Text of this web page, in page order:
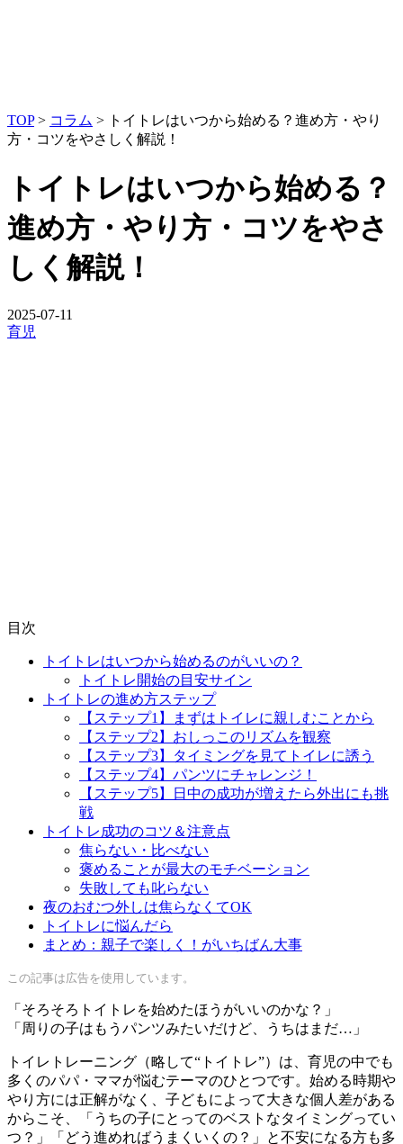
TOP > コラム > トイトレはいつから始める？進め方・やり
方・コツをやさしく解説！
トイトレはいつから始める？
進め方・やり方・コツをやさ
しく解説！
2025-07-11
育児
目次
トイトレはいつから始めるのがいいの？
トイトレ開始の目安サイン
トイトレの進め方ステップ
【ステップ1】まずはトイレに親しむことから
【ステップ2】おしっこのリズムを観察
【ステップ3】タイミングを見てトイレに誘う
【ステップ4】パンツにチャレンジ！
【ステップ5】日中の成功が増えたら外出にも挑
戦
トイトレ成功のコツ＆注意点
焦らない・比べない
褒めることが最大のモチベーション
失敗しても叱らない
夜のおむつ外しは焦らなくてOK
トイトレに悩んだら
まとめ：親子で楽しく！がいちばん大事
この記事は広告を使用しています。
「そろそろトイトレを始めたほうがいいのかな？」
「周りの子はもうパンツみたいだけど、うちはまだ…」
トイレトレーニング（略して“トイトレ”）は、育児の中でも
多くのパパ・ママが悩むテーマのひとつです。始める時期や
やり方には正解がなく、子どもによって大きな個人差がある
からこそ、「うちの子にとってのベストなタイミングってい
つ？」「どう進めればうまくいくの？」と不安になる方も多